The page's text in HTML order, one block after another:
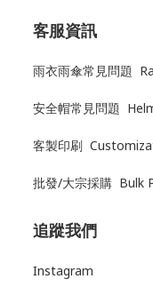
客服資訊
雨衣雨傘常見問題
安全帽常見問題
客製印刷
批發/大宗採購 Bulk
追蹤我們
Instagram